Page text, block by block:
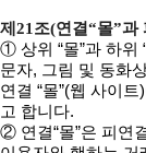
제21조(연결“몰”과
① 상위 “몰”과 하위
문자, 그림 및 동화
연결 “몰”(웹 사이
고 합니다.
② 연결“몰”은 피연